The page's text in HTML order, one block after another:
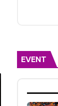
EVENT